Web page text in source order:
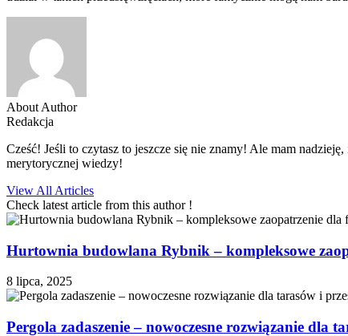
About Author
Redakcja
Cześć! Jeśli to czytasz to jeszcze się nie znamy! Ale mam
merytorycznej wiedzy!
View All Articles
Check latest article from this author !
Hurtownia budowlana Rybnik – kompleksowe
8 lipca, 2025
Pergola zadaszenie – nowoczesne rozwiązanie dla